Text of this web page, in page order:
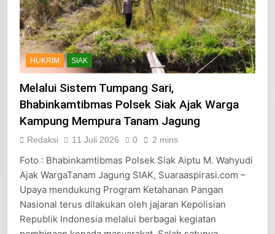
SIAK
Melalui Sistem Tumpang Sari,
Bhabinkamtibmas Polsek Siak Ajak Warga
Kampung Mempura Tanam Jagung
Foto : Bhabinkamtibmas Polsek Siak Aiptu M. Wahyudi
Ajak WargaTanam Jagung SIAK, Suaraaspirasi.com –
Upaya mendukung Program Ketahanan Pangan
Nasional terus dilakukan oleh jajaran Kepolisian
Republik Indonesia melalui berbagai kegiatan